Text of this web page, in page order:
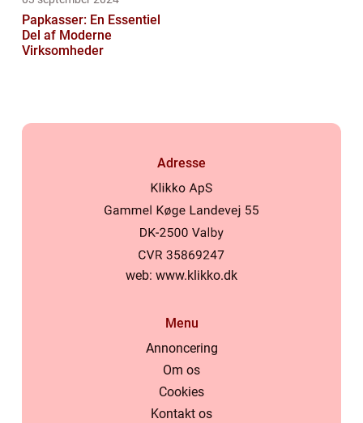
Papkasser: En Essentiel
Del af Moderne
Virksomheder
Adresse
web: www.klikko.dk
Menu
Annoncering
Om os
Cookies
Kontakt os